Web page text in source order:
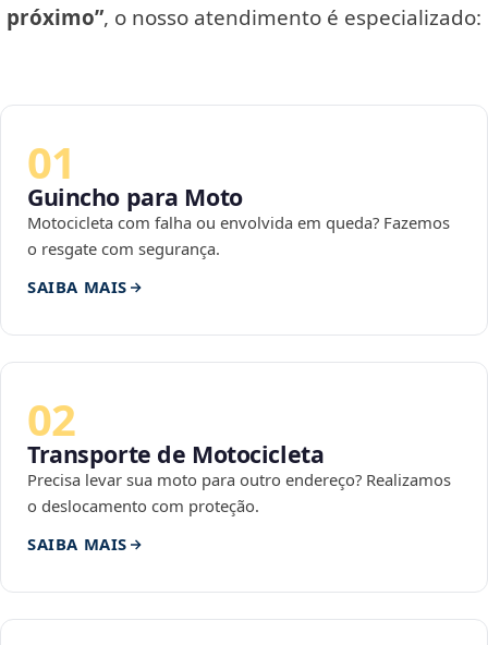
próximo”, o nosso atendimento é especializado:
01
Guincho para Moto
Motocicleta com falha ou envolvida em queda? Fazemos
o resgate com segurança.
SAIBA MAIS
02
Transporte de Motocicleta
Precisa levar sua moto para outro endereço? Realizamos
o deslocamento com proteção.
SAIBA MAIS